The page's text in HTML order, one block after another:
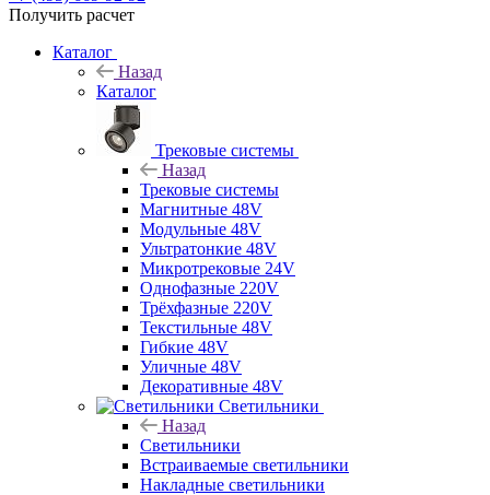
Получить расчет
Каталог
Назад
Каталог
Трековые системы
Назад
Трековые системы
Магнитные 48V
Модульные 48V
Ультратонкие 48V
Микротрековые 24V
Однофазные 220V
Трёхфазные 220V
Текстильные 48V
Гибкие 48V
Уличные 48V
Декоративные 48V
Светильники
Назад
Светильники
Встраиваемые светильники
Накладные светильники